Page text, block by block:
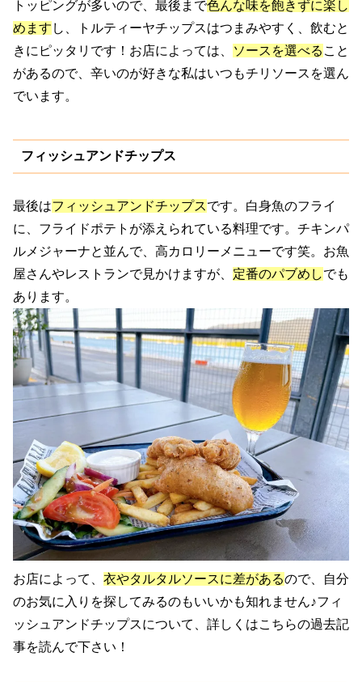
トッピングが多いので、最後まで色んな味を飽きずに楽し
めます し、トルティーヤチップスはつまみやすく、飲むと
きにピッタリです！お店によっては、
ソースを選べる こと
があるので、辛いのが好きな私はいつもチリソースを選ん
でいます。
フィッシュアンドチップス
最後はフィッシュアンドチップスです。白身魚のフライ
に、フライドポテトが添えられている料理です。チキンパ
ルメジャーナと並んで、高カロリーメニューです笑。お魚
屋さんやレストランで見かけますが、 定番のパブめしでも
あります。
お店によって、 衣やタルタルソースに差があるので、自分
のお気に入りを探してみるのもいいかも知れません♪フィ
ッシュアンドチップスについて、詳しくはこちらの過去記
事を読んで下さい！